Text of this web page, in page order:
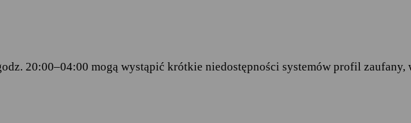
Cyfryzacji z dnia 5 października 2016 r. w sprawie zakresu i warunków korzystania z
administracji publicznej.
Ośrodek Informatyki, który w imieniu ministra właściwego do spraw informatyzacji
20:00–04:00 mogą wystąpić krótkie niedostępności systemów profil zaufany,